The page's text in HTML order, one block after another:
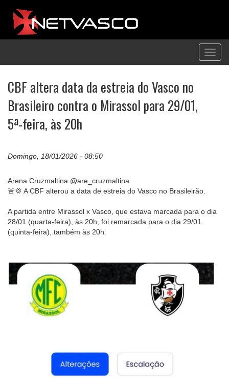
CBF altera data da estreia do Vasco no
Brasileiro contra o Mirassol para 29/01,
5ª-feira, às 20h
Domingo, 18/01/2026 - 08:50
Arena Cruzmaltina @are_cruzmaltina
🚨💢 A CBF alterou a data de estreia do Vasco no Brasileirão.
A partida entre Mirassol x Vasco, que estava marcada para o dia
28/01 (quarta-feira), às 20h, foi remarcada para o dia 29/01
(quinta-feira), também às 20h.